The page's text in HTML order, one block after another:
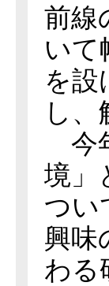
前線
いて
を設
し
今
境」
つい
興味
わる